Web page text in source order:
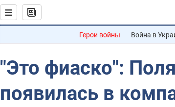
Герои войны Война в
"Это фиаско":
появилась в